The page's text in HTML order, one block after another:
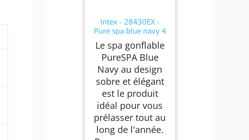
Intex - 28430EX -
Pure spa blue navy 4
Le spa gonflable
PureSPA Blue
Navy au design
sobre et élégant
est le produit
idéal pour vous
prélasser tout au
long de l'année.